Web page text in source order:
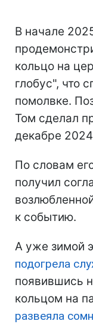
В начале
кольцо на
глобус", что
помолвке.
Том сделал
декабре
По словам
получил
к событию.
А уже зимой
подогрела
появившись
кольцом на
развеяла